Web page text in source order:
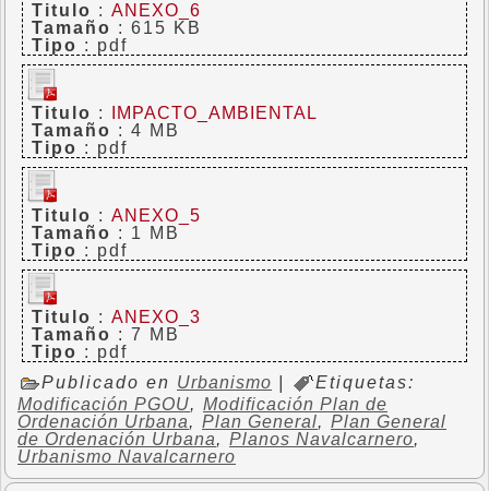
Titulo :ANEXO_6
Tamaño : 615 KB
Tipo : pdf
Titulo :
IMPACTO_AMBIENTAL
Tamaño : 4 MB
Tipo : pdf
Titulo :ANEXO_5
Tamaño : 1 MB
Tipo : pdf
Titulo :ANEXO_3
Tamaño : 7 MB
Tipo : pdf
Publicado en Urbanismo
Etiquetas:
Modificación PGOU, Modificación Plan de
Ordenación Urbana, Plan General, Plan General
de Ordenación Urbana, Planos Navalcarnero,
Urbanismo Navalcarnero